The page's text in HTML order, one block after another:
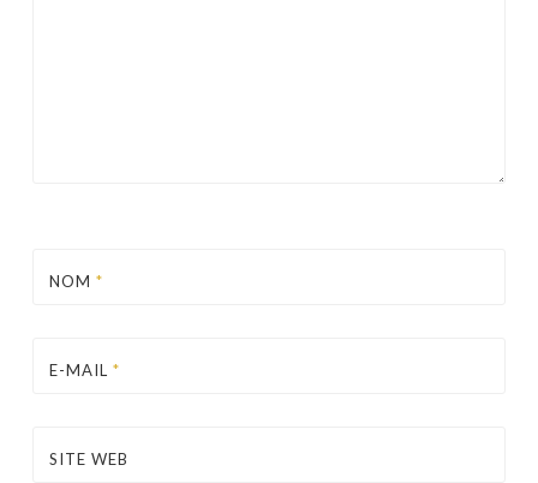
NOM *
E-MAIL *
SITE WEB